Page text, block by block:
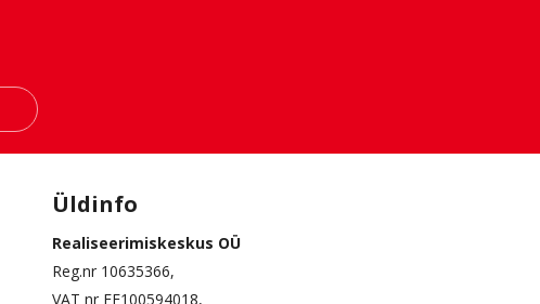
Rakvere
Üldinfo
Realiseerimiskeskus OÜ
Reg.nr 10635366,
VAT nr EE100594018,